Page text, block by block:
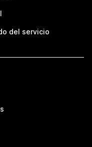
del servicio